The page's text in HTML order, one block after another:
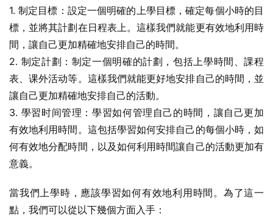
1. 制定目標：設定一個明確的上學目標，確定每個小時的目
標，並將其計劃在日程表上。這樣我們就能更有效地利用時
間，讓自己更加精確地安排自己的時間。
2. 制定計劃：制定一個明確的計劃，包括上學時間、課程
表、课外活动等。這樣我們就能更好地安排自己的時間，並
讓自己更加精確地安排自己的活動。
3. 學習时间管理：學習如何管理自己的時間，讓自己更加
有效地利用時間。這包括學習如何安排自己的每個小時，如
何有效地分配時間，以及如何利用時間讓自己的活動更加有
意義。
當我們上學時，應該學習如何有效地利用時間。為了這一
點，我們可以從以下幾個方面入手：